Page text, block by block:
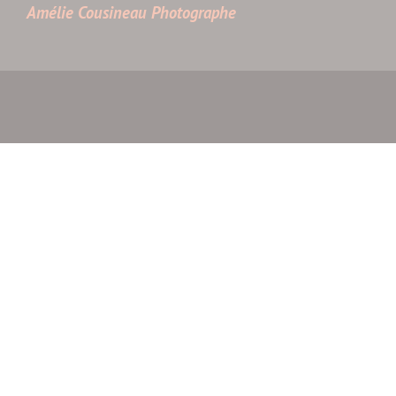
Amélie Cousineau Photographe